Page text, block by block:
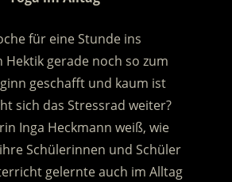
für eine Stunde ins
Hektik gerade noch so zum
geschafft und kaum ist
sich das Stressrad weiter?
Inga Heckmann weiß, wie
Schülerinnen und Schüler
gelernte auch im Alltag